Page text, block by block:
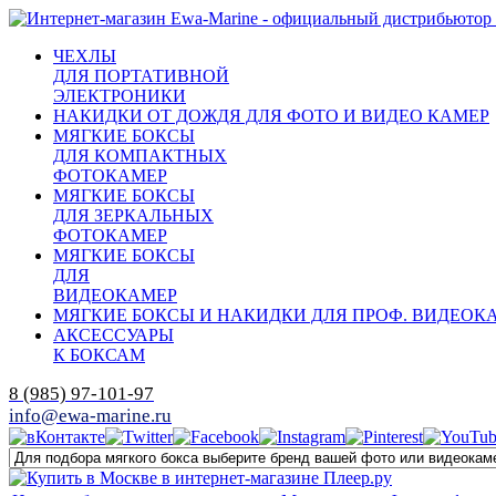
ЧЕХЛЫ
ДЛЯ ПОРТАТИВНОЙ
ЭЛЕКТРОНИКИ
НАКИДКИ ОТ ДОЖДЯ ДЛЯ ФОТО И ВИДЕО КАМЕР
МЯГКИЕ БОКСЫ
ДЛЯ КОМПАКТНЫХ
ФОТОКАМЕР
МЯГКИЕ БОКСЫ
ДЛЯ ЗЕРКАЛЬНЫХ
ФОТОКАМЕР
МЯГКИЕ БОКСЫ
ДЛЯ
ВИДЕОКАМЕР
МЯГКИЕ БОКСЫ И НАКИДКИ ДЛЯ ПРОФ.
АКСЕССУАРЫ
К БОКСАМ
8 (985) 97-101-97
info@ewa-marine.ru